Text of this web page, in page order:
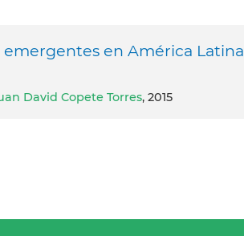
emergentes en América Latina
David Copete Torres, 2015